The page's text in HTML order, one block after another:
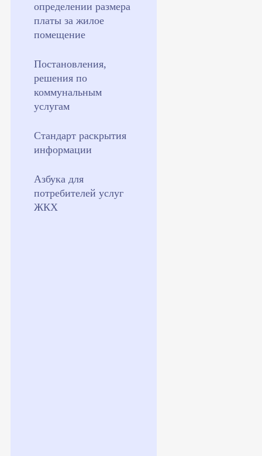
определении размера
платы за жилое
помещение
Постановления,
решения по
коммунальным
услугам
Стандарт раскрытия
информации
Азбука для
потребителей услуг
ЖКХ